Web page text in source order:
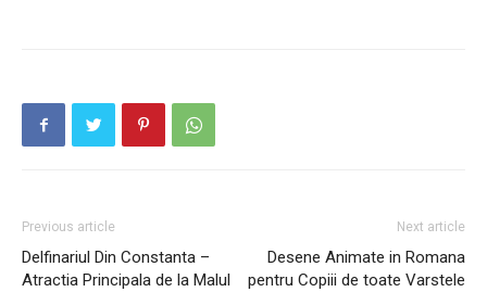
Previous article
Delfinariul Din Constanta –
Atractia Principala de la Malul
Next article
Desene Animate in Romana
pentru Copiii de toate Varstele